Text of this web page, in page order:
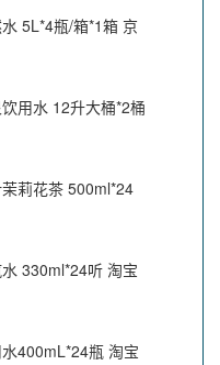
5L*4瓶/箱*1箱 京
用水 12升大桶*2桶
莉花茶 500ml*24
330ml*24听 淘宝
400mL*24瓶 淘宝